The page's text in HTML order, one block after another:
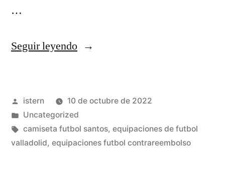
…
Seguir leyendo«nuevas
futbol
adidas»
Publicado
por
istern
10 de octubre de 2022
Publicado
en
Uncategorized
Etiquetas:
camiseta futbol santos, equipaciones de futbol
valladolid, equipaciones futbol contrareembolso